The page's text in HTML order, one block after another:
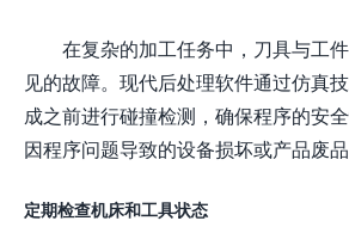
在复杂的加工任务中，刀具与工
见的故障。现代后处理软件通过仿真
成之前进行碰撞检测，确保程序的安
因程序问题导致的设备损坏或产品废品
定期检查机床和工具状态